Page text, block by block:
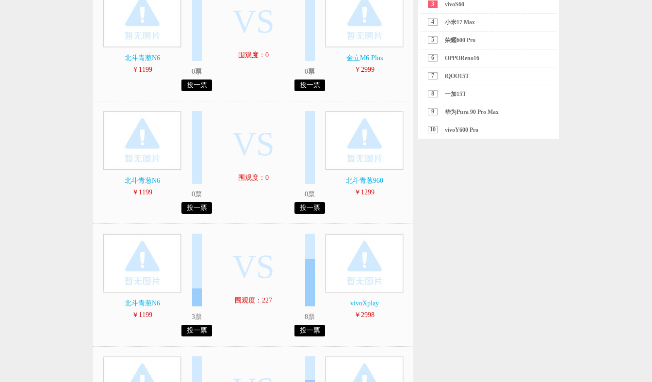
北斗青葱N6
￥1199
0票
投一票
VS
围观度：0
0票
投一票
金立M6 Plus
￥2999
北斗青葱N6
￥1199
0票
投一票
VS
围观度：0
0票
投一票
北斗青葱960
￥1299
北斗青葱N6
￥1199
3票
投一票
VS
围观度：227
8票
投一票
vivoXplay
￥2998
3 vivoS60
4 小米17 Max
5 荣耀600 Pro
6 OPPOReno16
7 iQOO15T
8 一加15T
9 华为Pura 90 Pro Max
10 vivoY600 Pro